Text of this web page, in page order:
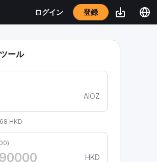
ログイン 登録
ール
AIOZ
HKD
HKD